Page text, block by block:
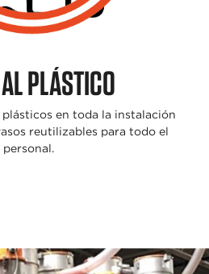
PLÁSTICO
plásticos en toda la instalación
reutilizables para todo el
personal.